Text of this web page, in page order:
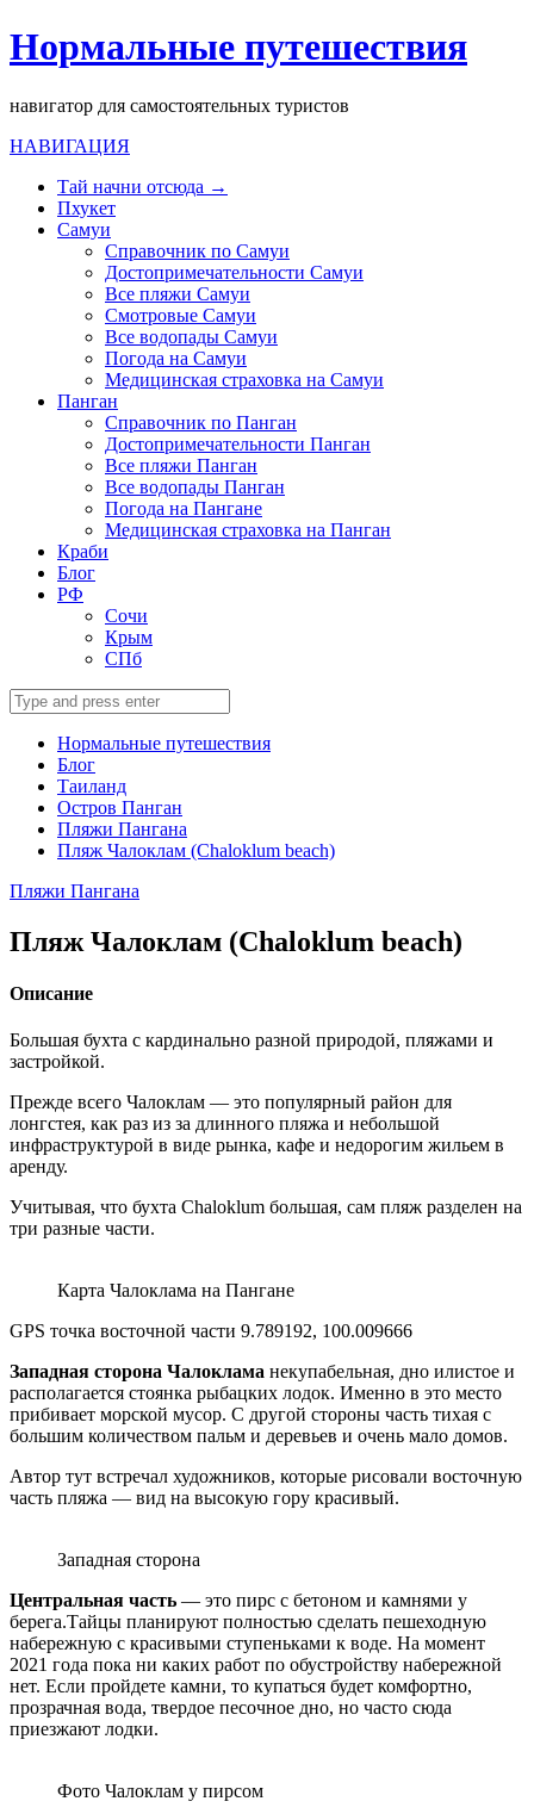
Нормальные путешествия
навигатор для самостоятельных туристов
НАВИГАЦИЯ
Тай начни отсюда →
Пхукет
Самуи
Справочник по Самуи
Достопримечательности Самуи
Все пляжи Самуи
Смотровые Самуи
Все водопады Самуи
Погода на Самуи
Медицинская страховка на Самуи
Панган
Справочник по Панган
Достопримечательности Панган
Все пляжи Панган
Все водопады Панган
Погода на Пангане
Медицинская страховка на Панган
Краби
Блог
РФ
Сочи
Крым
СПб
Search
for:
Нормальные путешествия
Блог
Таиланд
Остров Панган
Пляжи Пангана
Пляж Чалоклам (Chaloklum beach)
Пляжи Пангана
Пляж Чалоклам (Chaloklum beach)
Описание
Большая бухта с кардинально разной природой, пляжами и
застройкой.
Прежде всего Чалоклам — это популярный район для
лонгстея, как раз из за длинного пляжа и небольшой
инфраструктурой в виде рынка, кафе и недорогим жильем в
аренду.
Учитывая, что бухта Сhaloklum большая, сам пляж разделен на
три разные части.
Карта Чалоклама на Пангане
GPS точка восточной части 9.789192, 100.009666
Западная сторона Чалоклама некупабельная, дно илистое и
располагается стоянка рыбацких лодок. Именно в это место
прибивает морской мусор. С другой стороны часть тихая с
большим количеством пальм и деревьев и очень мало домов.
Автор тут встречал художников, которые рисовали восточную
часть пляжа — вид на высокую гору красивый.
Западная сторона
Центральная часть — это пирс с бетоном и камнями у
берега.Тайцы планируют полностью сделать пешеходную
набережную с красивыми ступеньками к воде. На момент
2021 года пока ни каких работ по обустройству набережной
нет. Если пройдете камни, то купаться будет комфортно,
прозрачная вода, твердое песочное дно, но часто сюда
приезжают лодки.
Фото Чалоклам у пирсом